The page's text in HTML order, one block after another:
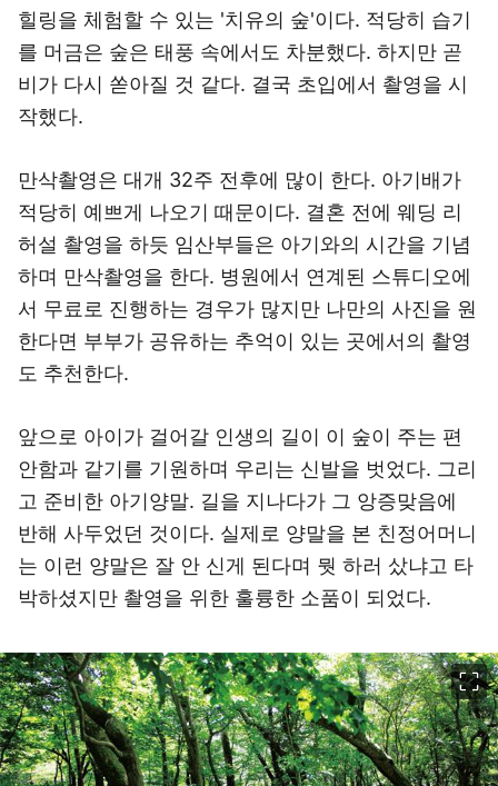
힐링을 체험할 수 있는 '치유의 숲'이다. 적당히 습기
를 머금은 숲은 태풍 속에서도 차분했다. 하지만 곧
비가 다시 쏟아질 것 같다. 결국 초입에서 촬영을 시
작했다.
만삭촬영은 대개 32주 전후에 많이 한다. 아기배가
적당히 예쁘게 나오기 때문이다. 결혼 전에 웨딩 리
허설 촬영을 하듯 임산부들은 아기와의 시간을 기념
하며 만삭촬영을 한다. 병원에서 연계된 스튜디오에
서 무료로 진행하는 경우가 많지만 나만의 사진을 원
한다면 부부가 공유하는 추억이 있는 곳에서의 촬영
도 추천한다.
앞으로 아이가 걸어갈 인생의 길이 이 숲이 주는 편
안함과 같기를 기원하며 우리는 신발을 벗었다. 그리
고 준비한 아기양말. 길을 지나다가 그 앙증맞음에
반해 사두었던 것이다. 실제로 양말을 본 친정어머니
는 이런 양말은 잘 안 신게 된다며 뭣 하러 샀냐고 타
박하셨지만 촬영을 위한 훌륭한 소품이 되었다.